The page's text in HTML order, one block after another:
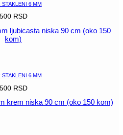
STAKLENI 6 MM
500 RSD
ljubicasta niska 90 cm (oko 150
kom)
STAKLENI 6 MM
500 RSD
krem niska 90 cm (oko 150 kom)